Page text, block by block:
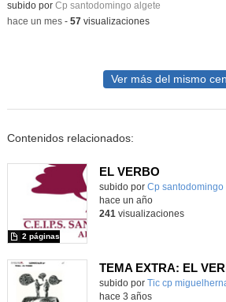
Contenido educativo.
subido por Cp santodomingo algete
-hace un mes- 57visualizaciones
Ver más del mismo
Contenidos relacionados:
EL VERBO
Contenido educativo.
subido por Cp santodomingo
2 páginas
hace un año
241 visualizaciones
TEMA EXTRA: EL
Contenido educativo.
subido por Tic cp
hace 3 años